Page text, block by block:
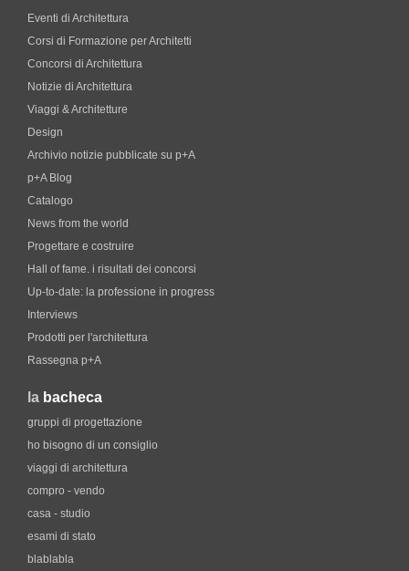
Eventi di Architettura
Corsi di Formazione per Architetti
Concorsi di Architettura
Notizie di Architettura
Viaggi & Architetture
Design
Archivio notizie pubblicate su p+A
p+A Blog
Catalogo
News from the world
Progettare e costruire
Hall of fame. i risultati dei concorsi
Up-to-date: la professione in progress
Interviews
Prodotti per l'architettura
Rassegna p+A
la bacheca
gruppi di progettazione
ho bisogno di un consiglio
viaggi di architettura
compro - vendo
casa - studio
esami di stato
blablabla